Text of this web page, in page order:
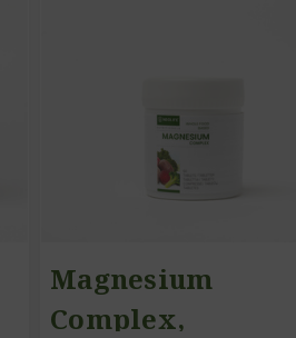
Magnesium
Complex,